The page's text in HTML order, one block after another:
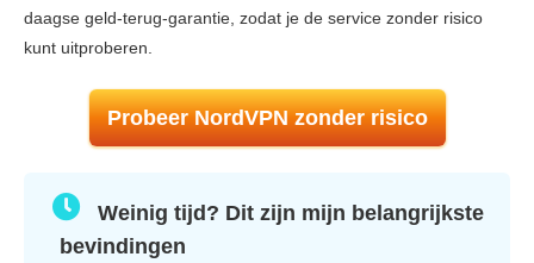
daagse geld-terug-garantie, zodat je de service zonder risico
kunt uitproberen.
Probeer NordVPN zonder risico
Weinig tijd? Dit zijn mijn belangrijkste
bevindingen